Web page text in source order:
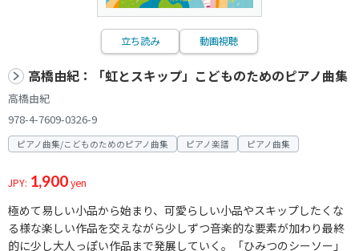
立ち読み 動画視聴
高橋由紀：「虹とスキップ」こどものためのピアノ曲集
高橋由紀
978-4-7609-0326-9
ピアノ曲集/こどものためのピアノ曲集 ピアノ楽譜 ピアノ曲集
JPY: 1,900yen
極めて易しい小品から始まり、可愛らしい小品やスキップしたくな
る様な楽しい作品を交えながら少しずつ音楽的な要素が加わり最終
的に少し大人っぽい作品まで発展していく。「ひみつのシーソー」